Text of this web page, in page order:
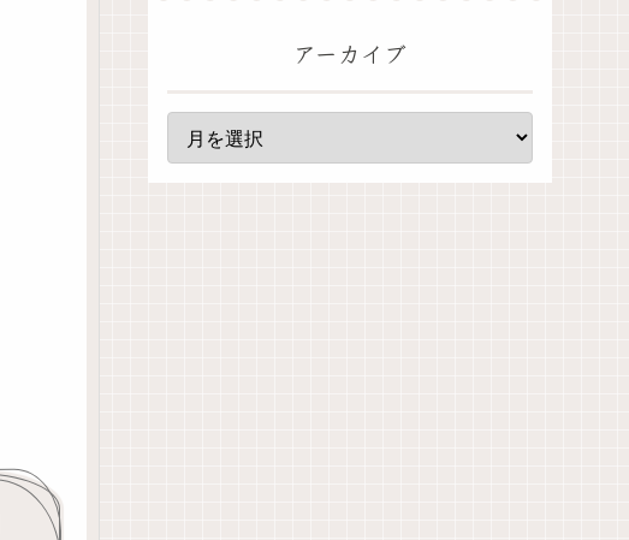
アーカイブ